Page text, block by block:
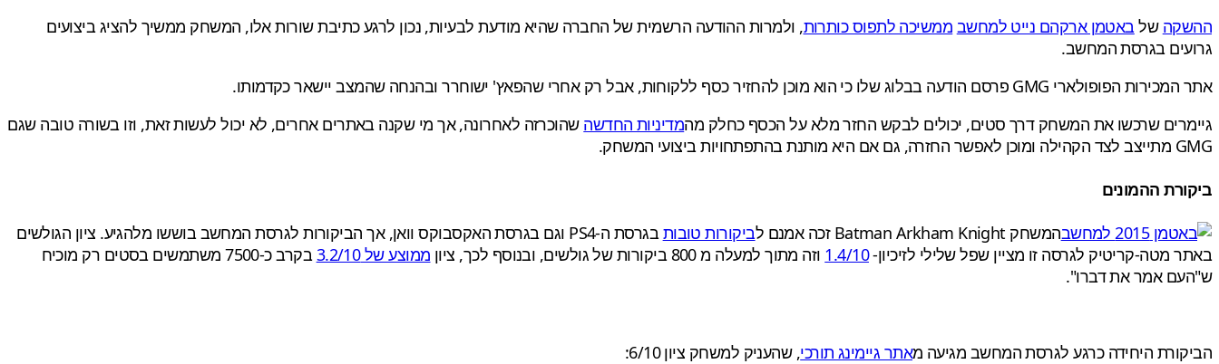
ההשקה שלבאטמן ארקהם נייט למחשב ממשיכה לתפוס כותרות, ולמרות ההודעה הרשמית של החברה שהיא מודעת לבעיות, נכון לרגע כתיבת שורות אלו, המשחק ממשיך להציג ביצועים
גרועים בגרסת המחשב.
אתר המכירות הפופולארי GMG פרסם הודעה בבלוג שלו כי הוא מוכן להחזיר כסף ללקוחות, אבל רק אחרי שהפאץ' ישוחרר ובהנחה שהמצב יישאר כקדמותו.
גיימרים שרכשו את המשחק דרך סטים, יכולים לבקש החזר מלא על הכסף כחלק מהמדיניות החדשה שהוכרזה לאחרונה, אך מי שקנה באתרים אחרים, לא יכול לעשות זאת, וזו בשורה טובה שגם
GMG מתייצב לצד הקהילה ומוכן לאפשר החזרה, גם אם היא מותנת בהתפתחויות ביצועי המשחק.
ביקורת ההמונים
המשחק Batman Arkham Knight זכה אמנם ל
ביקורות טובות
בגרסת ה-PS4 וגם בגרסת האקסבוקס וואן, אך הביקורות לגרסת המחשב בוששו מלהגיע. ציון הגולשים
באתר מטה-קריטיק לגרסה זו מציין שפל שלילי לזיכיון-1.4/10 וזה מתוך למעלה מ 800 ביקורות של גולשים, ובנוסף לכך, ציון ממוצע של 3.2/10
בקרב כ-7500 משתמשים בסטים רק מוכיח
ש"העם אמר את דברו".
הביקורת היחידה כרגע לגרסת המחשב מגיעה מאתר גיימינג תורכי, שהעניק למשחק ציון 6/10: